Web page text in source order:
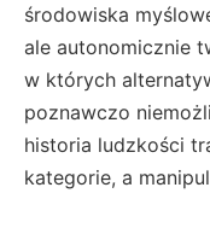
środowiska
ale autonomicznie
w których
poznawczo
historia ludzkości
kategorie, a